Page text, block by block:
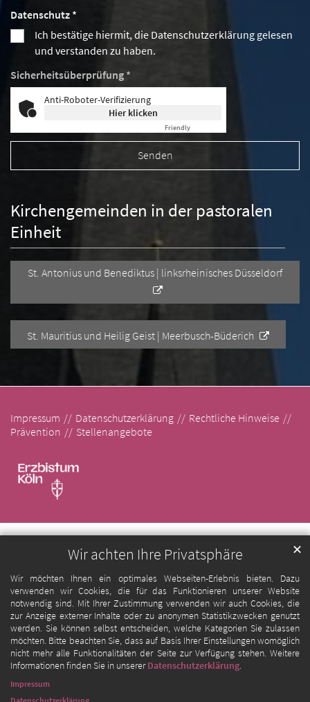
Wir achten Ihre Privatsphäre
Wir möchten Ihnen ein optimales Webseiten-Erlebnis bieten. Dazu
verwenden wir Cookies, die für das Funktionieren unserer Website
notwendig sind. Mit Ihrer Zustimmung verwenden wir auch Cookies, die
zur Anzeige externer Inhalte oder zu anonymen Statistikzwecken genutzt
werden. Sie können selbst entscheiden, welche Kategorien Sie zulassen
möchten. Bitte beachten Sie, dass auf Basis Ihrer Einstellungen womöglich
nicht mehr alle Funktionalitäten der Seite zur Verfügung stehen. Weitere
Informationen finden Sie in unsererDatenschutzerklärung.
✕
Impressum
Datenschutz *
Ich bestätige hiermit, die Datenschutzerklärung gelesen
und verstanden zu haben.
Sicherheitsüberprüfung *
Anti-Roboter-Verifizierung
Hier klicken
Friendly
Kirchengemeinden in der pastoralen
Einheit
St. Antonius und Benediktus | linksrheinisches Düsseldorf
St. Mauritius und Heilig Geist | Meerbusch-Büderich
Impressum Datenschutzerklärung
Rechtliche Hinweise
Prävention
Stellenangebote